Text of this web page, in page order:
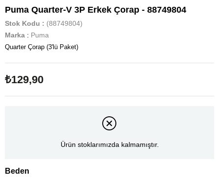
Puma Quarter-V 3P Erkek Çorap - 88749804
Stok Kodu
(88749804)
Marka : Puma
Quarter Çorap (3'lü Paket)
₺129,90
Ürün stoklarımızda kalmamıştır.
Beden